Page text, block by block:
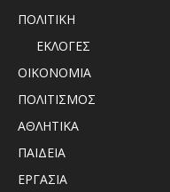
ΠΟΛΙΤΙΚΗ
ΕΚΛΟΓΕΣ
ΟΙΚΟΝΟΜΙΑ
ΠΟΛΙΤΙΣΜΟΣ
ΑΘΛΗΤΙΚΑ
ΠΑΙΔΕΙΑ
ΕΡΓΑΣΙΑ